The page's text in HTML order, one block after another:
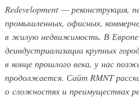
Redevelopment — реконструкция,
промышленных, офисных,
в жилую недвижимость. В Европе
деиндустриализации крупных
в конце прошлого века, у нас
продолжается. Сайт RMNT
о сложностях и преимуществах